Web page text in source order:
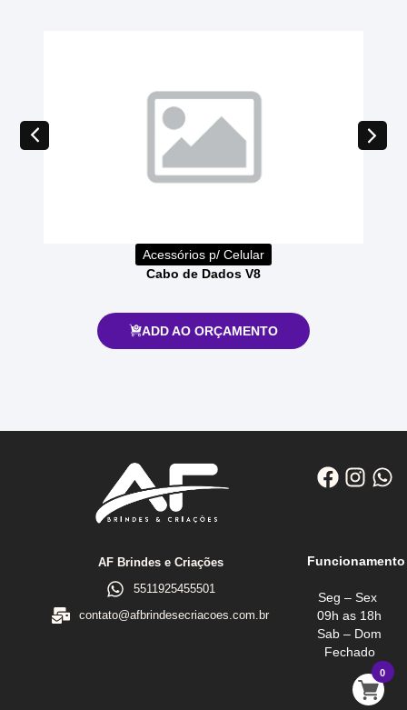
Acessórios p/ Celular
Cabo de Dados V8
ADD AO ORÇAMENTO
AF Brindes e Criações
5511925455501
contato@afbrindesecriacoes.com.br
Funcionamento
Seg – Sex
09h as 18h
Sab – Dom
Fechado
0